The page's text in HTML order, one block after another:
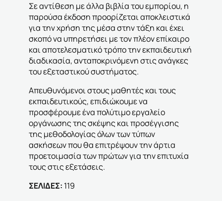
Σε αντίθεση με άλλα βιβλία του εμπορίου, η
παρούσα έκδοση προορίζεται αποκλειστικά
για την χρήση της μέσα στην τάξη και έχει
σκοπό να υπηρετήσει με τον πλέον επίκαιρο
και αποτελεσματικό τρόπο την εκπαιδευτική
διαδικασία, ανταποκρινόμενη στις ανάγκες
του εξεταστικού συστήματος.
Απευθυνόμενοι στους μαθητές και τους
εκπαιδευτικούς, επιδιώκουμε να
προσφέρουμε ένα πολύτιμο εργαλείο
οργάνωσης της σκέψης και προσέγγισης
της μεθοδολογίας όλων των τύπων
ασκήσεων που θα επιτρέψουν την άρτια
προετοιμασία των πρώτων για την επιτυχία
τους στις εξετάσεις.
ΣΕΛΙΔΕΣ: 119